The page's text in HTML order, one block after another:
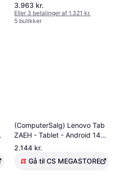
3.963 kr.
Eller 3 betalinger af 1.321 kr.
5 butikker
(ComputerSalg) Lenovo Tab
ZAEH - Tablet - Android 14
eller senere - 128 GB eMMC -
microSD indgang - luna-grå
2.144 kr.
Gå til CS MEGASTORE